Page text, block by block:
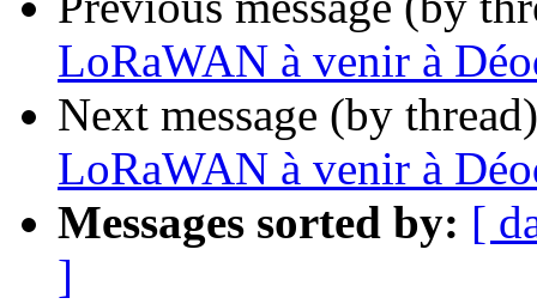
LoRaWAN à venir à
Next message (by
LoRaWAN à venir à
Messages sorted by: [
]